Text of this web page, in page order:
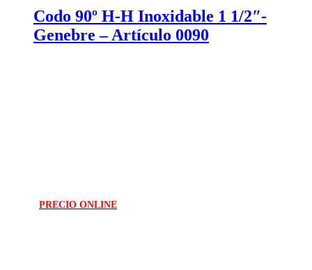
Codo 90º H-H Inoxidable 1 1/2″-
Genebre – Artículo 0090
PRECIO ONLINE